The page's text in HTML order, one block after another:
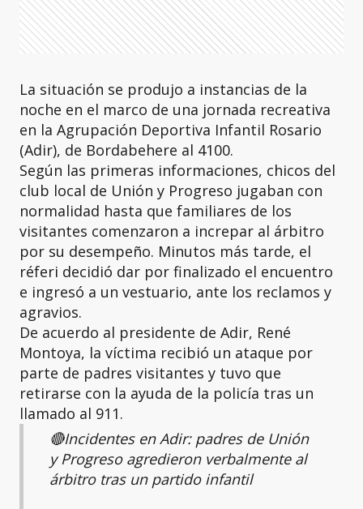
La situación se produjo a instancias de la
noche en el marco de una jornada recreativa
en la Agrupación Deportiva Infantil Rosario
(Adir), de Bordabehere al 4100.
Según las primeras informaciones, chicos del
club local de Unión y Progreso jugaban con
normalidad hasta que familiares de los
visitantes comenzaron a increpar al árbitro
por su desempeño. Minutos más tarde, el
réferi decidió dar por finalizado el encuentro
e ingresó a un vestuario, ante los reclamos y
agravios.
De acuerdo al presidente de Adir, René
Montoya, la víctima recibió un ataque por
parte de padres visitantes y tuvo que
retirarse con la ayuda de la policía tras un
llamado al 911.
🔴Incidentes en Adir: padres de Unión
y Progreso agredieron verbalmente al
árbitro tras un partido infantil